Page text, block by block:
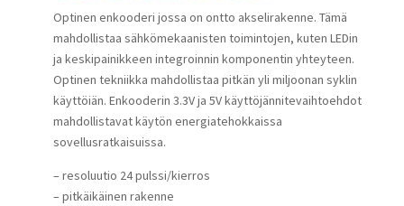
Optinen enkooderi jossa on ontto akselirakenne. Tämä
mahdollistaa sähkömekaanisten toimintojen, kuten LEDin
ja keskipainikkeen integroinnin komponentin yhteyteen.
Optinen tekniikka mahdollistaa pitkän yli miljoonan syklin
käyttöiän. Enkooderin 3.3V ja 5V käyttöjännitevaihtoehdot
mahdollistavat käytön energiatehokkaissa
sovellusratkaisuissa.
– resoluutio 24 pulssi/kierros
– pitkäikäinen rakenne